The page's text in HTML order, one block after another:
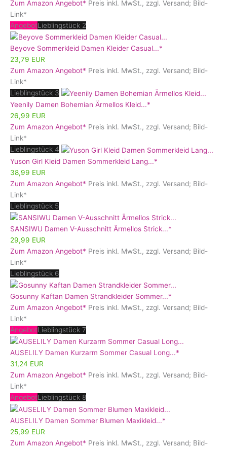
Zum Amazon Angebot* Preis inkl. MwSt., zzgl. Versand; Bild-
Link*
AngebotLieblingstück 2
Beyove Sommerkleid Damen Kleider Casual...*
23,79 EUR
Zum Amazon Angebot* Preis inkl. MwSt., zzgl. Versand; Bild-
Link*
Lieblingstück 3
Yeenily Damen Bohemian Ärmellos Kleid...*
26,99 EUR
Zum Amazon Angebot* Preis inkl. MwSt., zzgl. Versand; Bild-
Link*
Lieblingstück 4
Yuson Girl Kleid Damen Sommerkleid Lang...*
38,99 EUR
Zum Amazon Angebot* Preis inkl. MwSt., zzgl. Versand; Bild-
Link*
Lieblingstück 5
SANSIWU Damen V-Ausschnitt Ärmellos Strick...*
29,99 EUR
Zum Amazon Angebot* Preis inkl. MwSt., zzgl. Versand; Bild-
Link*
Lieblingstück 6
Gosunny Kaftan Damen Strandkleider Sommer...*
Zum Amazon Angebot* Preis inkl. MwSt., zzgl. Versand; Bild-
Link*
AngebotLieblingstück 7
AUSELILY Damen Kurzarm Sommer Casual Long...*
31,24 EUR
Zum Amazon Angebot* Preis inkl. MwSt., zzgl. Versand; Bild-
Link*
AngebotLieblingstück 8
AUSELILY Damen Sommer Blumen Maxikleid...*
25,99 EUR
Zum Amazon Angebot* Preis inkl. MwSt., zzgl. Versand; Bild-